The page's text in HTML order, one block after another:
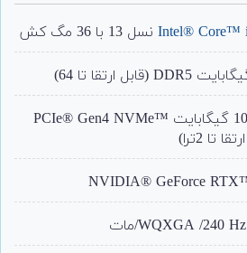
Intel® Core™نسل 13 با 36 مگ کش
حافظه داخلی: 1000/512 گیگابایت PCIe® Gen4 NVMe™